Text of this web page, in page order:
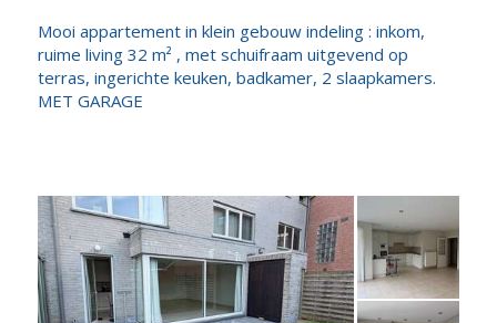
Mooi appartement in klein gebouw indeling : inkom,
ruime living 32 m² , met schuifraam uitgevend op
terras, ingerichte keuken, badkamer, 2 slaapkamers.
MET GARAGE